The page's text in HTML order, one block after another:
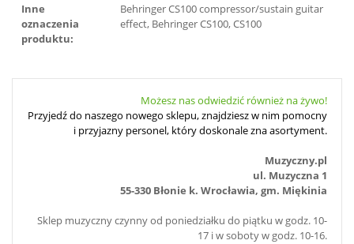
Inne
oznaczenia
produktu:
Behringer CS100 compressor/sustain guitar
effect, Behringer CS100, CS100
Możesz nas odwiedzić również na żywo!
Przyjedź do naszego nowego sklepu, znajdziesz w nim pomocny
i przyjazny personel, który doskonale zna asortyment.
Muzyczny.pl
ul. Muzyczna 1
55-330 Błonie k. Wrocławia, gm. Miękinia
Sklep muzyczny czynny od poniedziałku do piątku w godz. 10-
17 i w soboty w godz. 10-16.